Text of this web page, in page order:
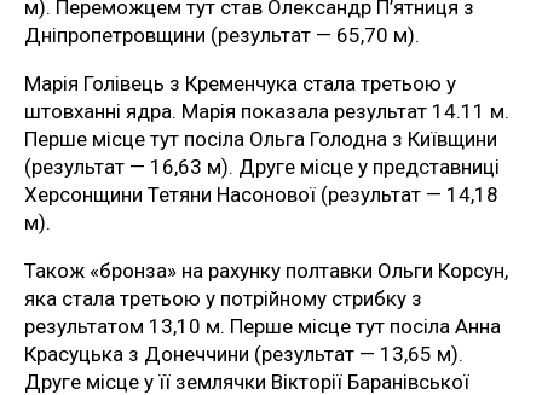
м). Переможцем тут став Олександр П’ятниця з
Дніпропетровщини (результат — 65,70 м).
Марія Голівець з Кременчука стала третьою у
штовханні ядра. Марія показала результат 14.11 м.
Перше місце тут посіла Ольга Голодна з Київщини
(результат — 16,63 м). Друге місце у представниці
Херсонщини Тетяни Насонової (результат — 14,18
м).
Також «бронза» на рахунку полтавки Ольги Корсун,
яка стала третьою у потрійному стрибку з
результатом 13,10 м. Перше місце тут посіла Анна
Красуцька з Донеччини (результат — 13,65 м).
Друге місце у її землячки Вікторії Баранівської